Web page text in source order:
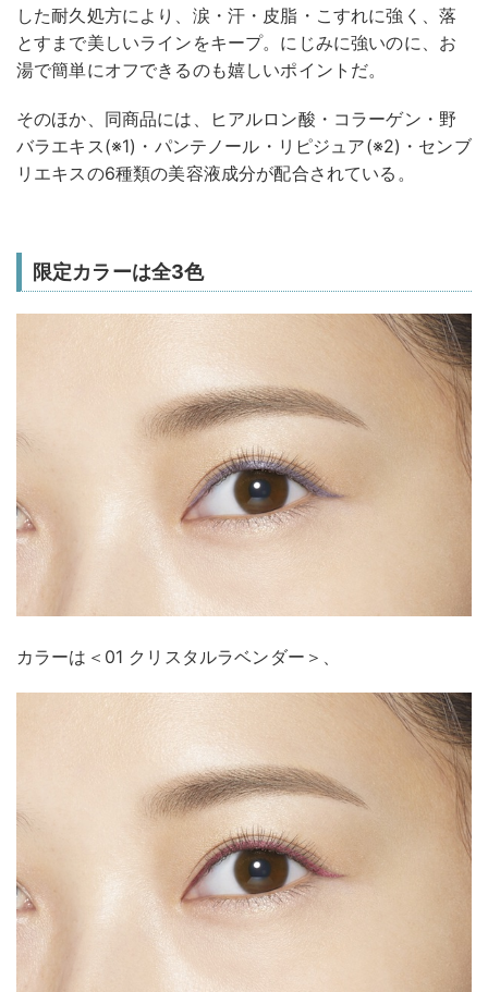
した耐久処方により、涙・汗・皮脂・こすれに強く、落
とすまで美しいラインをキープ。にじみに強いのに、お
湯で簡単にオフできるのも嬉しいポイントだ。
そのほか、同商品には、ヒアルロン酸・コラーゲン・野
バラエキス(※1)・パンテノール・リピジュア(※2)・センブ
リエキスの6種類の美容液成分が配合されている。
限定カラーは全3色
カラーは＜01 クリスタルラベンダー＞、